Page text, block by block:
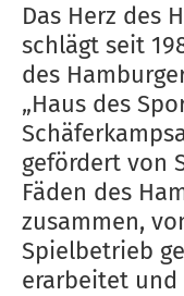
Das Herz des
schlägt seit
des
„Haus des
gefördert von
Fäden des
zusammen,
Spielbetrieb
erarbeitet und